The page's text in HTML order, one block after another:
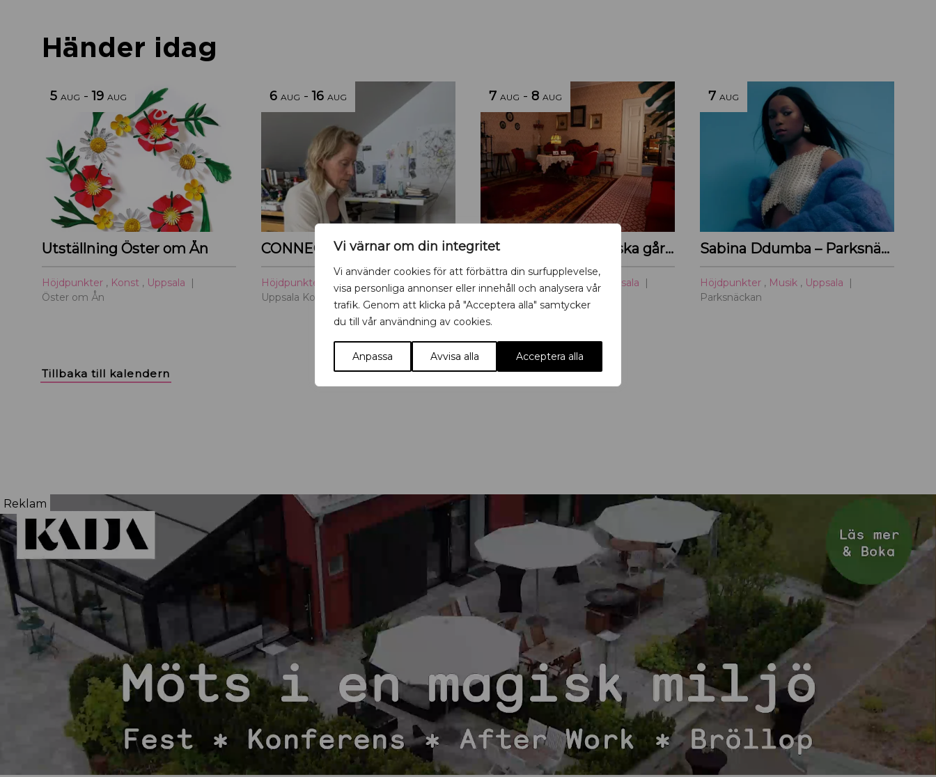
Vi värnar om din integritet
Vi använder cookies för att förbättra din surfupplevelse,
visa personliga annonser eller innehåll och analysera vår
trafik. Genom att klicka på "Acceptera alla" samtycker
du till vår användning av cookies.
Anpassa Avvisa alla Acceptera alla
Händer idag
5 AUG -19 AUG
Utställning Öster om Ån
Höjdpunkter , Konst , Uppsala
Öster om Ån
6 AUG -16 AUG
CONNECTIONS
Höjdpunkter Konst
Uppsala
Uppsala Konstnärsklubb
7 AUG - 8 AUG
Visning: Walmstedtska gården
Höjdpunkter Museum
Uppsala
Upplandsmuseet
7 AUG
Sabina Ddumba – Parksnäckan – 2026
Höjdpunkter , Musik , Uppsala
Parksnäckan
Tillbaka till kalendern
Reklam